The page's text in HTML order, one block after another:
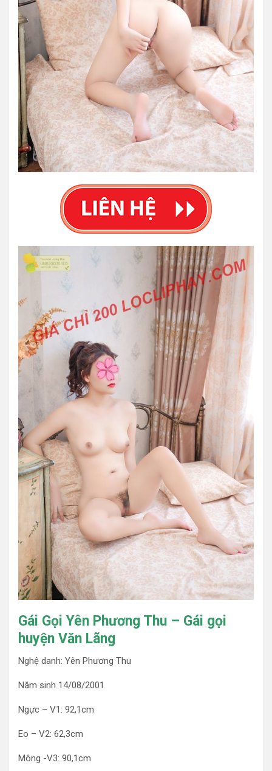
Gái Gọi Yên Phương Thu – Gái gọi
huyện Văn Lãng
Nghệ danh: Yên Phương Thu
Năm sinh 14/08/2001
Ngực – V1: 92,1cm
Eo – V2: 62,3cm
Mông -V3: 90,1cm